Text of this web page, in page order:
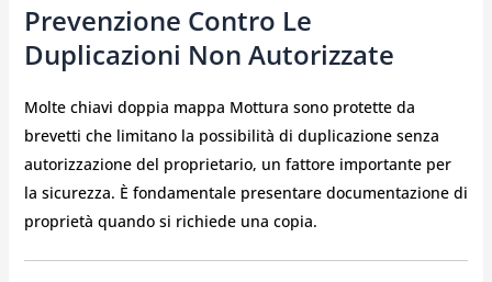
Prevenzione Contro Le
Duplicazioni Non Autorizzate
Molte chiavi doppia mappa Mottura sono protette da
brevetti che limitano la possibilità di duplicazione senza
autorizzazione del proprietario, un fattore importante per
la sicurezza. È fondamentale presentare documentazione di
proprietà quando si richiede una copia.